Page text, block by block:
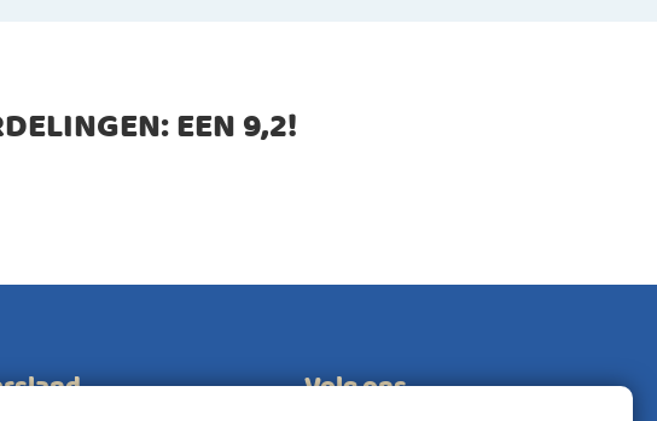
EEN9,2!
Volg ons